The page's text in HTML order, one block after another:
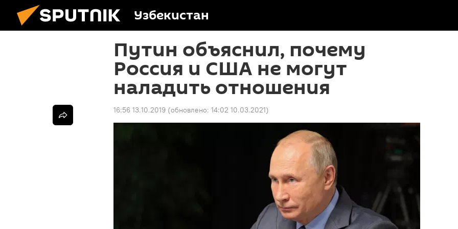
Узбекистан
Путин объяснил, почему
Россия и США не могут
наладить отношения
16:56 13.10.2019 (обновлено: 14:02 10.03.2021)